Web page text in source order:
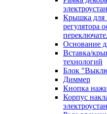
Крышка для
регулятора
Основание
Вставка/
технологий
Блок
Диммер
Кнопка
Корпус